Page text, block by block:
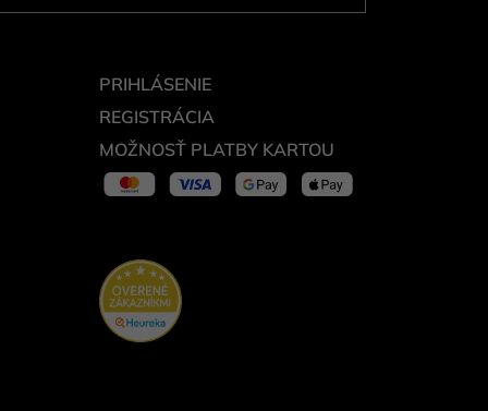
PRIHLÁSENIE
REGISTRÁCIA
MOŽNOSŤ PLATBY KARTOU